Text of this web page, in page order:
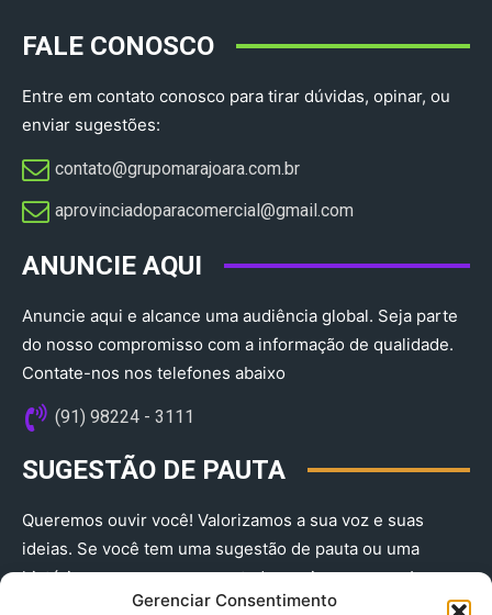
Gerenciar Consentimento
FALE CONOSCO
Entre em contato conosco para tirar dúvidas, opinar, ou
enviar sugestões:
contato@grupomarajoara.com.br
aprovinciadoparacomercial@gmail.com​
ANUNCIE AQUI
Anuncie aqui e alcance uma audiência global. Seja parte
do nosso compromisso com a informação de qualidade.
Contate-nos nos telefones abaixo
(91) 98224 - 3111
SUGESTÃO DE PAUTA
Queremos ouvir você! Valorizamos a sua voz e suas
ideias. Se você tem uma sugestão de pauta ou uma
história que merece ser contada, envie-nos agora!